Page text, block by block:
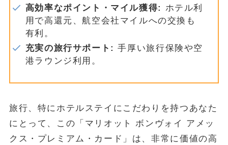
高効率なポイント・マイル獲得:
ホテル利
用で高還元、航空会社マイルへの交換も
有利。
充実の旅行サポート: 手厚い旅行保険や空
港ラウンジ利用。
旅行、特にホテルステイにこだわりを持つあなた
にとって、この「マリオット ボンヴォイ アメッ
クス・プレミアム・カード」は、非常に価値の高